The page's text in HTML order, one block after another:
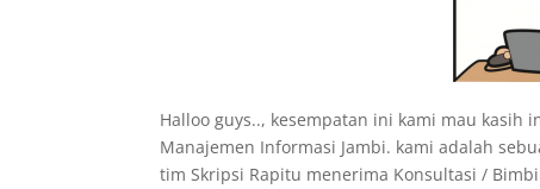
Halloo guys.., kesempatan ini kami mau kasih
Manajemen Informasi Jambi. kami adalah
tim Skripsi Rapitu menerima Konsultasi /